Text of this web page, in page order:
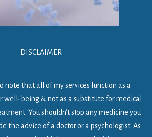
DISCLAIMER
note that all of my services function as a
well-being & not as a substitute for medical
You shouldn’t stop any medicine you
the advice of a doctor or a psychologist. As